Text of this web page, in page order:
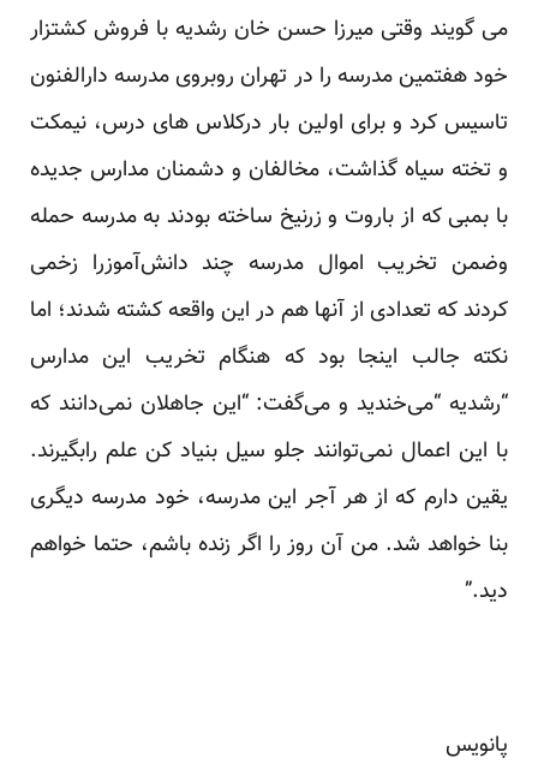
می گویند وقتی میرزا حسن خان رشدیه با فروش کشتزار
خود هفتمین مدرسه را در تهران روبروی مدرسه دارالفنون
تاسیس کرد و برای اولین بار درکلاس های درس، نیمکت
و تخته سیاه گذاشت، مخالفان و دشمنان مدارس جدیده
با بمبی که از باروت و زرنیخ ساخته بودند به مدرسه حمله
وضمن تخریب اموال مدرسه چند دانش‌آموزرا زخمی
کردند که تعدادی از آنها هم در این واقعه کشته شدند؛ اما
نکته جالب اینجا بود که هنگام تخریب این مدارس
“رشدیه “می‌خندید و می‌گفت: “این جاهلان نمی‌دانند که
با این اعمال نمی‌توانند جلو سیل بنیاد کن علم رابگیرند.
یقین دارم که از هر آجر این مدرسه، خود مدرسه دیگری
بنا خواهد شد. من آن روز را اگر زنده باشم، حتما خواهم
دید.”
پانویس